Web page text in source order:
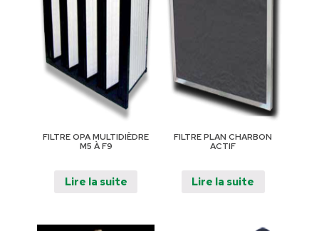
FILTRE OPA MULTIDIÈDRE
M5 À F9
Lire la suite
FILTRE PLAN CHARBON
ACTIF
Lire la suite